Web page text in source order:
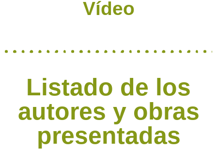
Vídeo
Listado de los
autores y obras
presentadas